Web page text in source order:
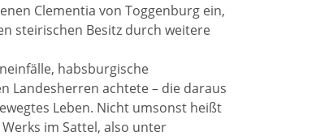
Clementia von Toggenburg ein,
steirischen Besitz durch weitere
habsburgische
Landesherren achtete – die daraus
Leben. Nicht umsonst heißt
im Sattel, also unter